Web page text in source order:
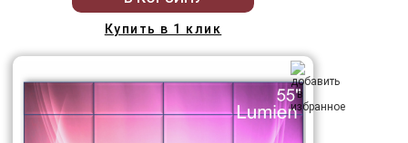
Купить в 1 клик